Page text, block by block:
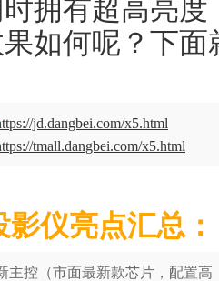
拥有超高亮
如何呢？下
jd.dangbei.com/x5.html
tmall.dangbei.com/x5.html
仪亮点汇总：
主控（市面最新款芯片，配置高